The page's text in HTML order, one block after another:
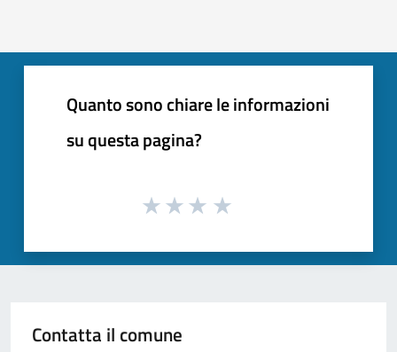
Quanto sono chiare le informazioni
su questa pagina?
Contatta il comune